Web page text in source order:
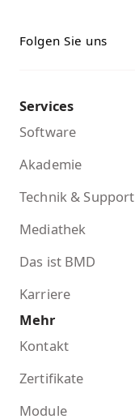
Folgen Sie uns
Services
Software
Akademie
Technik & Support
Mediathek
Das ist BMD
Karriere
Mehr
Kontakt
Zertifikate
Module